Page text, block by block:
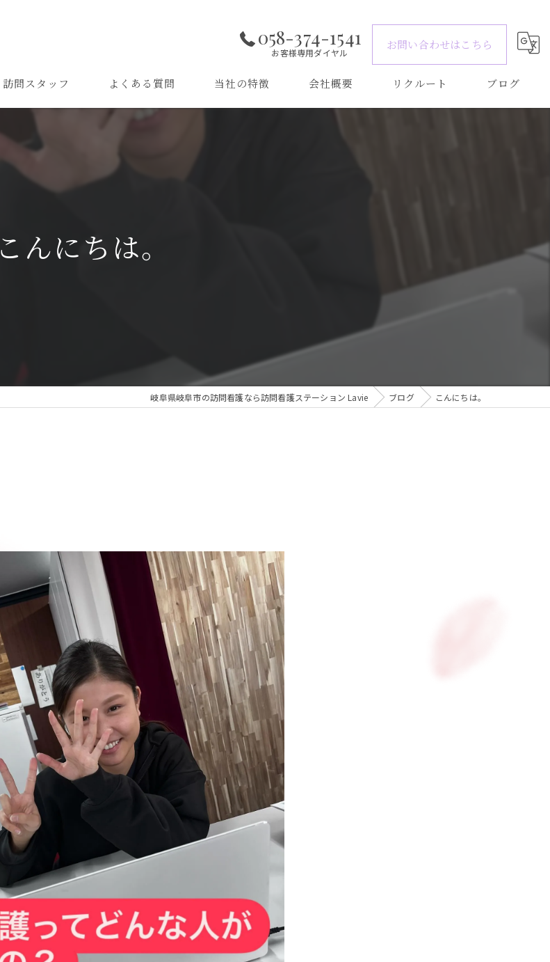
058-374-1541
お客様専用ダイヤル
お問い合わせはこちら
訪問スタッフ よくある質問 当社の特徴 会社概要 リクルート ブログ
こんにちは。
岐阜県岐阜市の訪問看護なら訪問看護ステーション Lavie ブログ こんにちは。